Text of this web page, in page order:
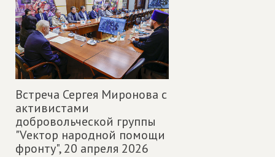
Встреча Сергея Миронова с
активистами
добровольческой группы
"Vектор народной помощи
фронту",20 апреля 2026